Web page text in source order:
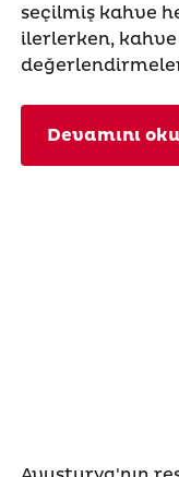
seçilmiş kahve
ilerlerken,
Devamını